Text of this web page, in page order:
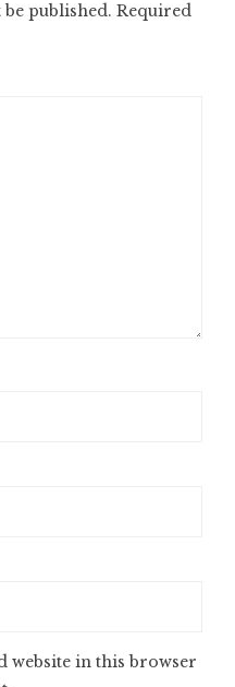
published. Required
website in this browser